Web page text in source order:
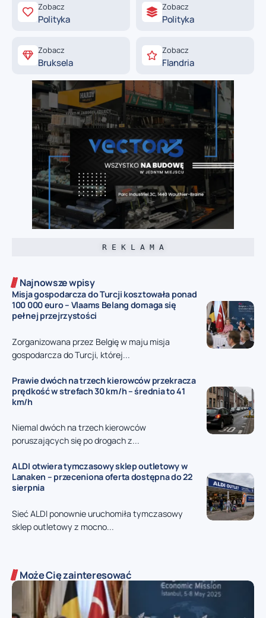
Zobacz
Polityka
Zobacz
Polityka
Zobacz
Bruksela
Zobacz
Flandria
R E K L A M A
Najnowsze wpisy
Misja gospodarcza do Turcji kosztowała ponad
100 000 euro – Vlaams Belang domaga się
pełnej przejrzystości
Zorganizowana przez Belgię w maju misja
gospodarcza do Turcji, której...
Prawie dwóch na trzech kierowców przekracza
prędkość w strefach 30 km/h – średnia to 41
km/h
Niemal dwóch na trzech kierowców
poruszających się po drogach z...
ALDI otwiera tymczasowy sklep outletowy w
Lanaken – przeceniona oferta dostępna do 22
sierpnia
Sieć ALDI ponownie uruchomiła tymczasowy
sklep outletowy z mocno...
Może Cię zainteresować